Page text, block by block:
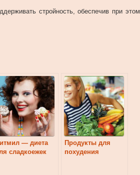
стройность, обеспечив при этом
— диета
сладкоежек
Продукты для
похудения